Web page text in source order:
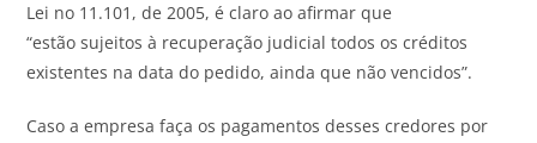
Lei no 11.101, de 2005, é claro ao afirmar que
“estão sujeitos à recuperação judicial todos os créditos
existentes na data do pedido, ainda que não vencidos”.
Caso a empresa faça os pagamentos desses credores por